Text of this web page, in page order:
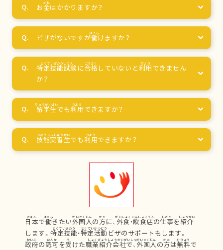
お金はかかりますか？
ビザがないですが働けますか？
特定技能試験に合格 していないと利用 できません
か？
留学生でも利用 できますか？
技能実習生でも利用できますか？
日本で働きたい外国人の方に、 外食 ・飲食店の仕事を紹介
します。特定技能・特定活動 ビザのサポートもします。
政府の認可を受けた職業紹介会社で、 外国人の方は無料で